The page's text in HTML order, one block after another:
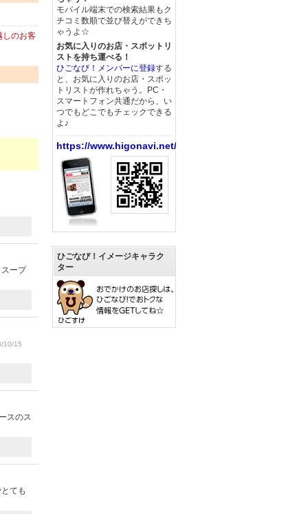
しのお客
ープ
10/15
スのス
ても
モバイル端末での検索結果もク
チコミ数順で並び替えができち
ゃうよ☆
お気に入りのお店・スポットリ
ストを持ち運べる！
ひごなび！メンバーに登録する
と、お気に入りのお店・スポッ
トリストが作れちゃう。PC・
スマートフォン共通だから、い
つでもどこでもチェックできる
よ♪
https://www.higonavi.net/
ひごなび！イメージキャラク
ター